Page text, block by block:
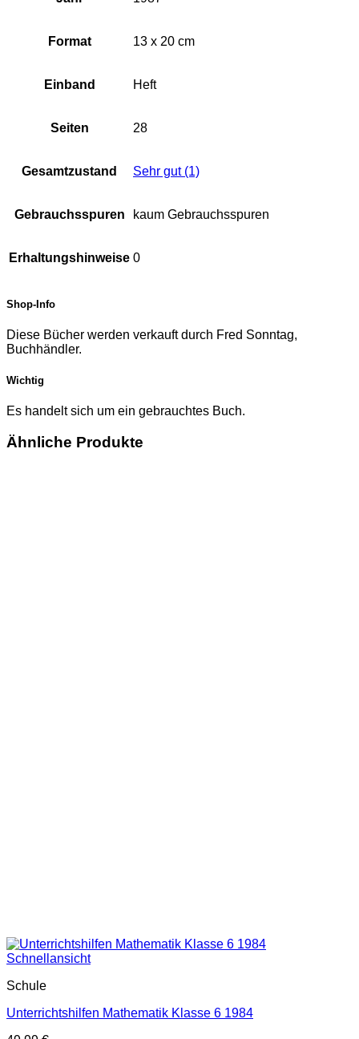
Format 13 x 20 cm
Einband Heft
Seiten 28
Gesamtzustand Sehr gut (1)
Gebrauchsspuren kaum Gebrauchsspuren
Erhaltungshinweise 0
Shop-Info
Diese Bücher werden verkauft durch Fred Sonntag,
Buchhändler.
Wichtig
Es handelt sich um ein gebrauchtes Buch.
Ähnliche Produkte
Schnellansicht
Schule
Unterrichtshilfen Mathematik Klasse 6 1984